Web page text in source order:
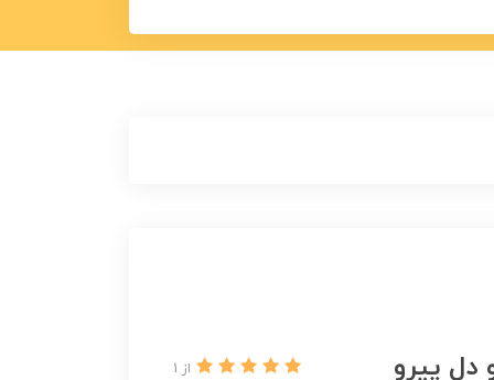
دل پیرو از 1